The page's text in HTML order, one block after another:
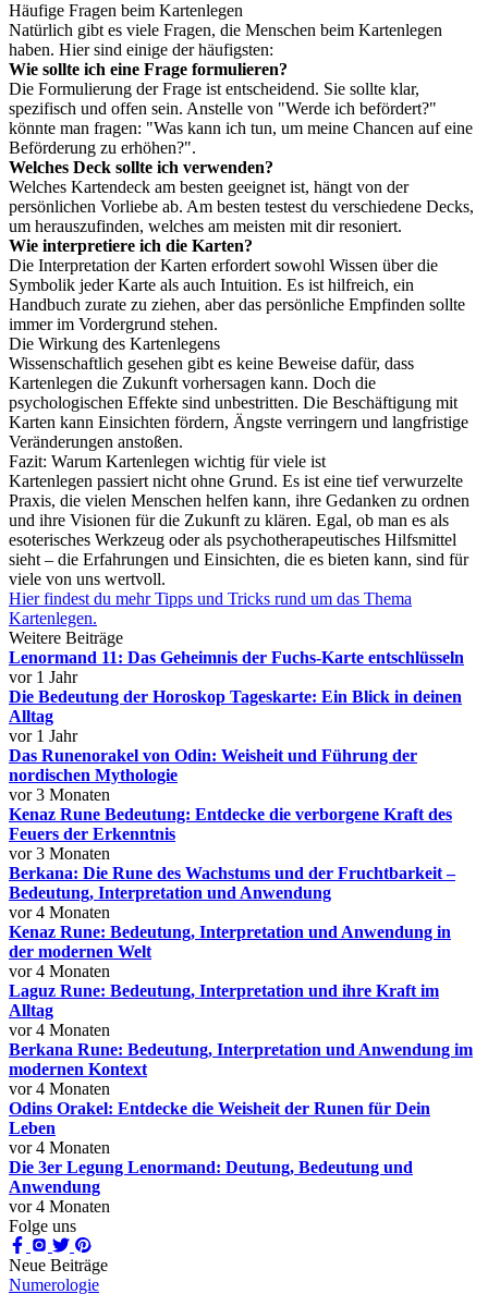
Häufige Fragen beim Kartenlegen
Natürlich gibt es viele Fragen, die Menschen beim Kartenlegen
haben. Hier sind einige der häufigsten:
Wie sollte ich eine Frage formulieren?
Die Formulierung der Frage ist entscheidend. Sie sollte klar,
spezifisch und offen sein. Anstelle von "Werde ich befördert?"
könnte man fragen: "Was kann ich tun, um meine Chancen auf eine
Beförderung zu erhöhen?".
Welches Deck sollte ich verwenden?
Welches Kartendeck am besten geeignet ist, hängt von der
persönlichen Vorliebe ab. Am besten testest du verschiedene Decks,
um herauszufinden, welches am meisten mit dir resoniert.
Wie interpretiere ich die Karten?
Die Interpretation der Karten erfordert sowohl Wissen über die
Symbolik jeder Karte als auch Intuition. Es ist hilfreich, ein
Handbuch zurate zu ziehen, aber das persönliche Empfinden sollte
immer im Vordergrund stehen.
Die Wirkung des Kartenlegens
Wissenschaftlich gesehen gibt es keine Beweise dafür, dass
Kartenlegen die Zukunft vorhersagen kann. Doch die
psychologischen Effekte sind unbestritten. Die Beschäftigung mit
Karten kann Einsichten fördern, Ängste verringern und langfristige
Veränderungen anstoßen.
Fazit: Warum Kartenlegen wichtig für viele ist
Kartenlegen passiert nicht ohne Grund. Es ist eine tief verwurzelte
Praxis, die vielen Menschen helfen kann, ihre Gedanken zu ordnen
und ihre Visionen für die Zukunft zu klären. Egal, ob man es als
esoterisches Werkzeug oder als psychotherapeutisches Hilfsmittel
sieht – die Erfahrungen und Einsichten, die es bieten kann, sind für
viele von uns wertvoll.
Hier findest du mehr Tipps und Tricks rund um das Thema
Kartenlegen.
Weitere Beiträge
Lenormand 11: Das Geheimnis der Fuchs-Karte entschlüsseln
vor 1 Jahr
Die Bedeutung der Horoskop Tageskarte: Ein Blick in deinen
Alltag
vor 1 Jahr
Das Runenorakel von Odin: Weisheit und Führung der
nordischen Mythologie
vor 3 Monaten
Kenaz Rune Bedeutung: Entdecke die verborgene Kraft des
Feuers der Erkenntnis
vor 3 Monaten
Berkana: Die Rune des Wachstums und der Fruchtbarkeit –
Bedeutung, Interpretation und Anwendung
vor 4 Monaten
Kenaz Rune: Bedeutung, Interpretation und Anwendung in
der modernen Welt
vor 4 Monaten
Laguz Rune: Bedeutung, Interpretation und ihre Kraft im
Alltag
vor 4 Monaten
Berkana Rune: Bedeutung, Interpretation und Anwendung im
modernen Kontext
vor 4 Monaten
Odins Orakel: Entdecke die Weisheit der Runen für Dein
Leben
vor 4 Monaten
Die 3er Legung Lenormand: Deutung, Bedeutung und
Anwendung
vor 4 Monaten
Folge uns
Neue Beiträge
Numerologie